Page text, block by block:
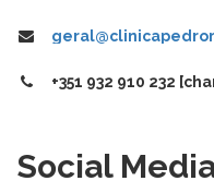
+351 932 910 232
Social